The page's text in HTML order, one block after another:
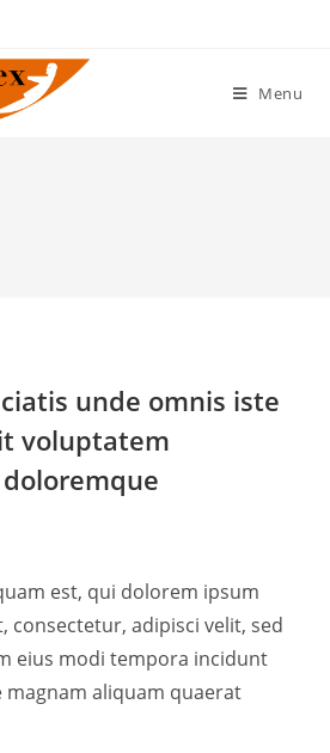
Menu
unde omnis iste
voluptatem
est, qui dolorem ipsum
consectetur, adipisci velit, sed
eius modi tempora incidunt
aliquam quaerat